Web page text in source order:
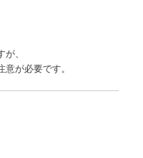
、
が必要です。